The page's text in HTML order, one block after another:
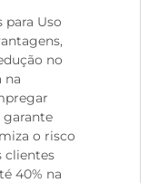
para Uso
no
na
garante
o risco
clientes
40% na